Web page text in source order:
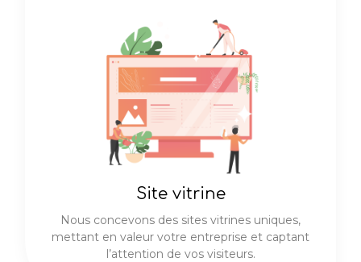
Site vitrine
Nous concevons des sites vitrines uniques,
mettant en valeur votre entreprise et captant
l’attention de vos visiteurs.